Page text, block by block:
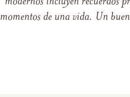
momentos de una vida. Un